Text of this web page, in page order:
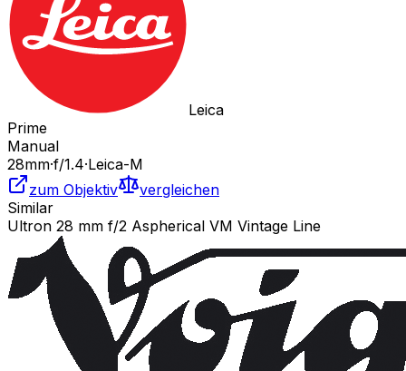
Leica
Prime
Manual
28mm·f/1.4·Leica-M
zum Objektiv
vergleichen
Similar
Ultron 28 mm f/2 Aspherical VM Vintage Line